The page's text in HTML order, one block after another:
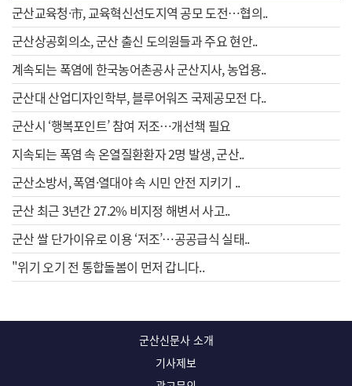
군산교육청·市, 교육혁신선도지역 공모 도전…협의..
군산상공회의소, 군산 출신 도의원들과 주요 현안..
계속되는 폭염에 한국농어촌공사 군산지사, 농업용..
군산대 산업디자인학부, 블루어워즈 국제공모전 다..
군산시 ‘행복포인트’ 참여 저조…개선책 필요
지속되는 폭염 속 온열질환환자 2명 발생, 군산..
군산소방서, 폭염·열대야 속 시민 안전 지키기 ..
군산 최근 3년간 27.2% 비지정 해변서 사고..
군산 쌀 단가이유로 이용 ‘저조’…공공급식 실태..
"위기 오기 전 통합돌봄이 먼저 갑니다..
군산신문사 소개
기사제보